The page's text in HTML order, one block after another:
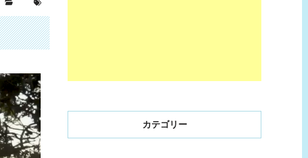
カテゴリー